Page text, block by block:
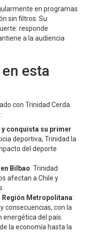
en programas
sin filtros. Su
responde
a la audiencia
esta
con Trinidad Cerda.
y conquista su primer
deportiva, Trinidad la
del deporte
Bilbao: Trinidad
afectan a Chile y
Metropolitana:
consecuencias, con la
del país.
la economía hasta la